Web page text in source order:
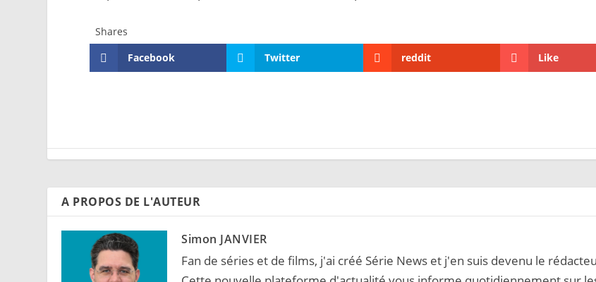
Shares
Facebook
Twitter reddit Like
A PROPOS DE L'AUTEUR
Simon JANVIER
Fan de séries et de films, j'ai créé Série News et j'en suis devenu le